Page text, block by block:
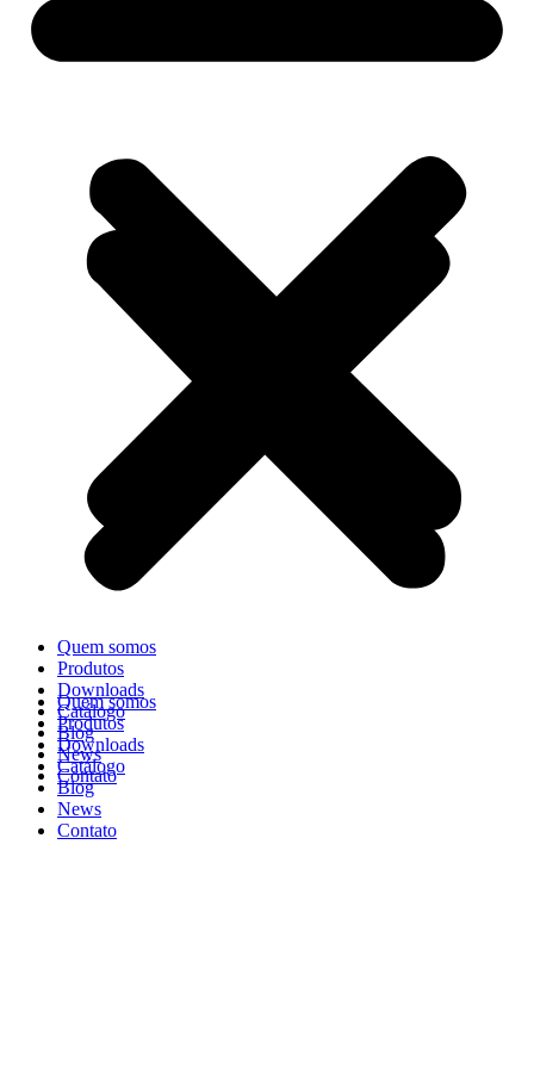
Quem somos
Produtos
Downloads
Catálogo
Blog
News
Contato
Quem somos
Produtos
Downloads
Catálogo
Blog
News
Contato